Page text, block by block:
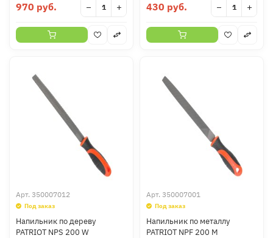
970 руб. − + 430 руб. − +
Арт. 350007012
Под заказ
Напильник по дереву
PATRIOT NPS 200 W
Арт. 350007001
Под заказ
Напильник по металлу
PATRIOT NPF 200 M